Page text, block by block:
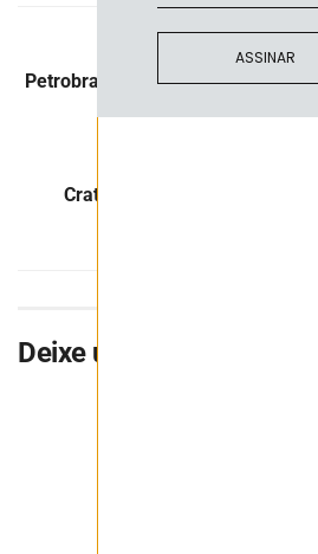
Petrobras manifesta interesse
Crateras provocadas por
Deixe uma resposta
ASSINAR